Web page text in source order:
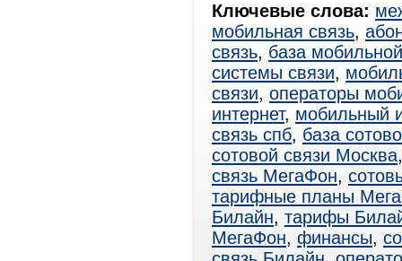
Ключевые слова:
мобильная связь,
связь, база
системы связи,
связи, операторы
интернет, мобильный
связь спб, база
сотовой связи Москва
связь МегаФон,
тарифные планы
Билайн, тарифы
МегаФон, финансы,